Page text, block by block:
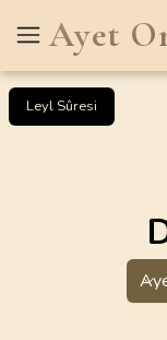
Ayet
Leyl Sûresi